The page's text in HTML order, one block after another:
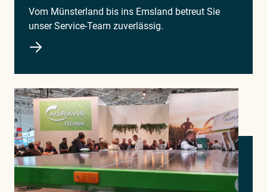
Vom Münsterland bis ins Emsland betreut Sie
unser Service-Team zuverlässig.